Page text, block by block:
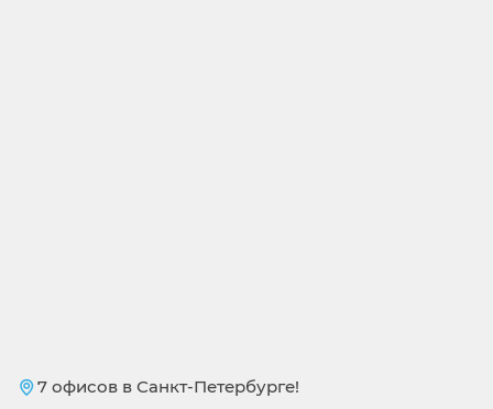
7 офисов в Санкт-Петербурге!